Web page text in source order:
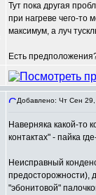
Тут пока другая
при нагреве чего-то
максимум, а луч
Есть
Добавлено: Чт Сен
Наверняка какой-то
контактах" - пайка
Неисправный
предосторожности),
"эбонитовой"